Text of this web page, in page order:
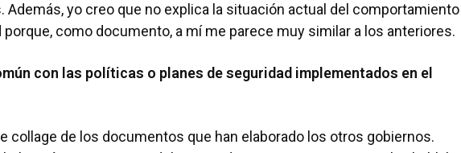
Además, yo creo que no explica la situación actual del comportamiento
porque, como documento, a mí me parece muy similar a los anteriores.
con las políticas o planes de seguridad implementados en el
collage de los documentos que han elaborado los otros gobiernos.